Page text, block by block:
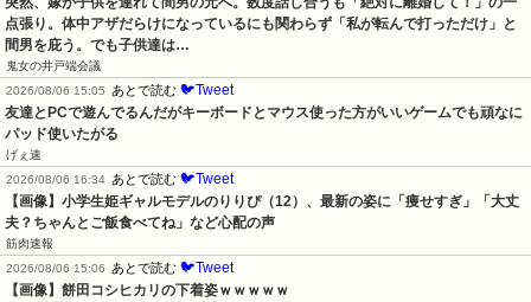
点張り。体中アザだらけになっているにも関わらず「私が転んで打っただけ」と
間男を庇う。でも子供達は…
鬼女の井戸端会議
2026/08/06 15:05
あとで読む 🐦Tweet
友達とPCで遊んでるんだがキーボードとマウス使った方がいいゲームでも頑なに
パッド使いたがる
げぇ速
2026/08/06 16:34 あとで読む 🐦Tweet
【画像】小学生姫ギャルモデルのりりぴ（12）、最新の姿に「痩せすぎ」「大丈
夫？ちゃんとご飯食べてね」など心配の声
筋肉速報
2026/08/06 15:06
あとで読む 🐦Tweet
【画像】餅田コシヒカリの下着姿ｗｗｗｗｗ